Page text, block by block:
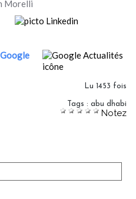
Morelli
Lu 1453 fois
Tags : abu dhabi
Notez